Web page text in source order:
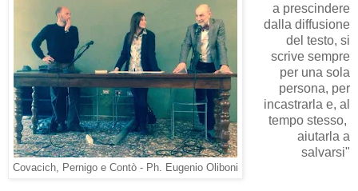
Covacich, Pernigo e Contò - Ph. Eugenio Oliboni
a prescindere
dalla diffusione
del testo, si
scrive sempre
per una sola
persona, per
incastrarla e, al
tempo stesso,
aiutarla a
salvarsi"